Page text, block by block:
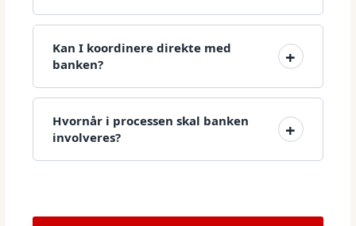
Kan I koordinere direkte med
banken?
Hvornår i processen skal banken
involveres?